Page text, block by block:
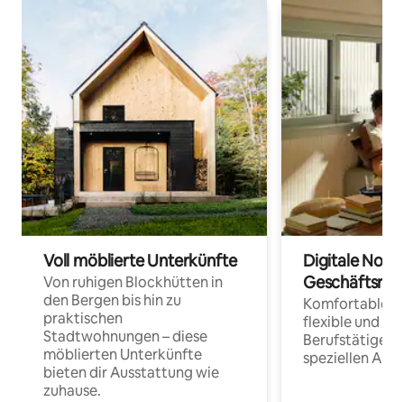
Voll möblierte Unterkünfte
Von ruhigen Blockhütten in
den Bergen bis hin zu
praktischen
Stadtwohnungen – diese
möblierten Unterkünfte
bieten dir Ausstattung wie
zuhause.
Digitale
Komfortable
flexible und
Berufstätige
speziellen